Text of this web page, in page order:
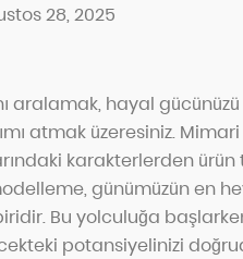
28, 2025
aralamak, hayal
atmak üzeresiniz.
karakterlerden
günümüzün en
Bu yolculuğa
potansiyelinizi